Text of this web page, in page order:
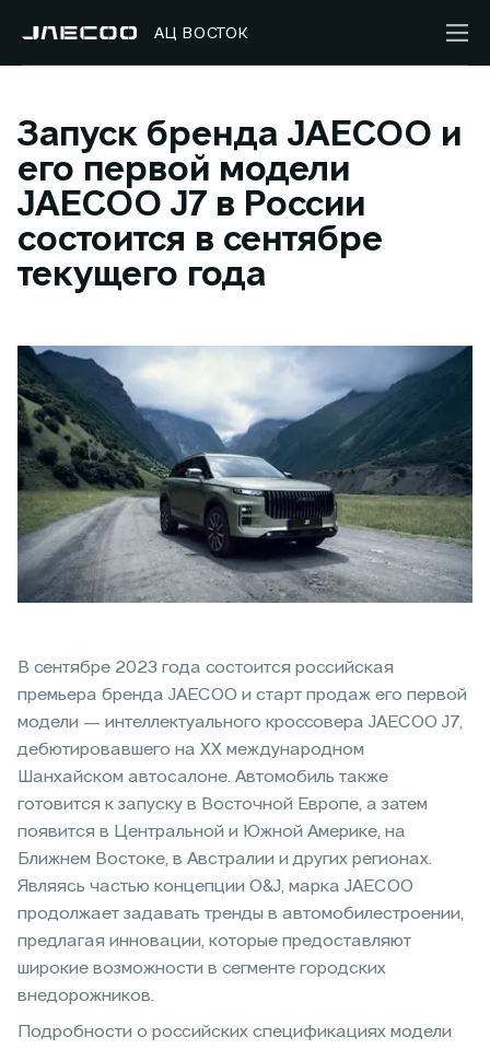
АЦ ВОСТОК
Запуск бренда JAECOO и
его первой модели
JAECOO J7 в России
состоится в сентябре
текущего года
В сентябре 2023 года состоится российская
премьера бренда JAECOO и старт продаж его первой
модели — интеллектуального кроссовера JAECOO J7,
дебютировавшего на ХХ международном
Шанхайском автосалоне. Автомобиль также
готовится к запуску в Восточной Европе, а затем
появится в Центральной и Южной Америке, на
Ближнем Востоке, в Австралии и других регионах.
Являясь частью концепции O&J, марка JAECOO
продолжает задавать тренды в автомобилестроении,
предлагая инновации, которые предоставляют
широкие возможности в сегменте городских
внедорожников.
Подробности о российских спецификациях модели